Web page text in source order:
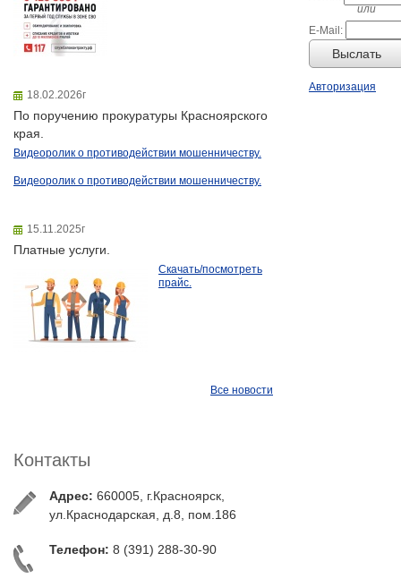
18.02.2026г
По поручению прокуратуры Красноярского
края.
Видеоролик о противодействии мошенничеству.
Видеоролик о противодействии мошенничеству.
15.11.2025г
Платные услуги.
Скачать/посмотреть
прайс.
Все новости
Контакты
Адрес: 660005, г.Красноярск,
ул.Краснодарская, д.8, пом.186
Телефон: 8 (391) 288-30-90
или
E-Mail:
Выслать
Авторизация